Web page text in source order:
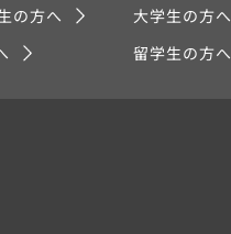
の方へ 大学生の方へ
留学生の方へ